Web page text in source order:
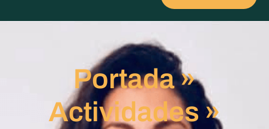
Portada»
Actividades»